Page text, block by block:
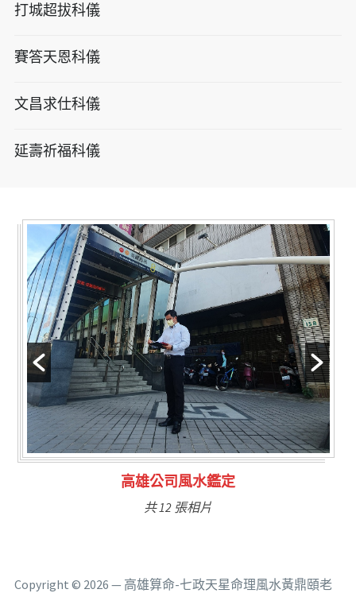
打城超拔科儀
賽答天恩科儀
文昌求仕科儀
延壽祈福科儀
林氏福主量子生基造命
共 6 張相片
Copyright © 2026 — 高雄算命-七政天星命理風水黃鼎頤老